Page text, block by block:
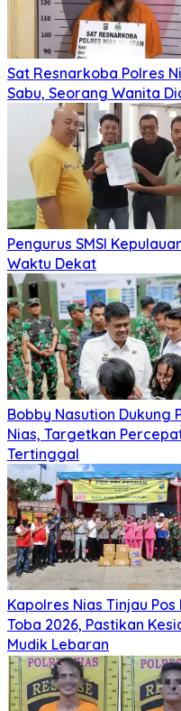
Sat Resnarkoba Polres
Sabu, Seorang Wanita
Pengurus SMSI
Waktu Dekat
Bobby Nasution Dukung
Nias, Targetkan
Tertinggal
Kapolres Nias Tinjau
Toba 2026, Pastikan
Mudik Lebaran